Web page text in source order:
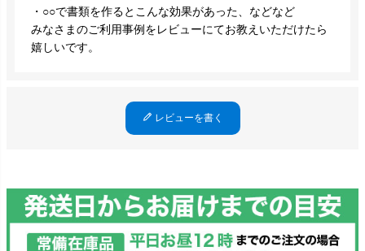
・○○で書類を作るとこんな効果があった、などなど
みなさまのご利用事例をレビューにてお教えいただけたら
嬉しいです。
レビューを書く